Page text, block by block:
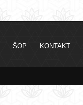
ŠOP KONTAKT